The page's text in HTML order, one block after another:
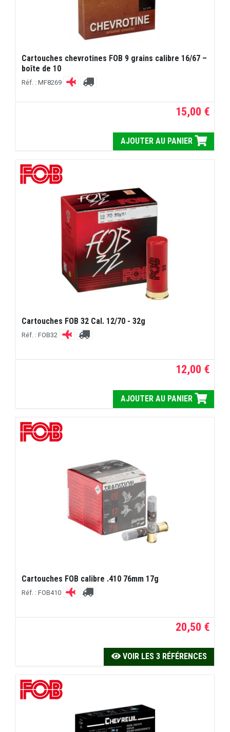
Cartouches chevrotines FOB 9 grains calibre 16/67 –
boîte de 10
Réf. : MF8269
15,00 €
AJOUTER AU PANIER
Cartouches FOB 32 Cal. 12/70 - 32g
Réf. : FOB32
12,00 €
AJOUTER AU PANIER
Cartouches FOB calibre .410 76mm 17g
Réf. : FOB410
20,50 €
VOIR LES 3 RÉFÉRENCES